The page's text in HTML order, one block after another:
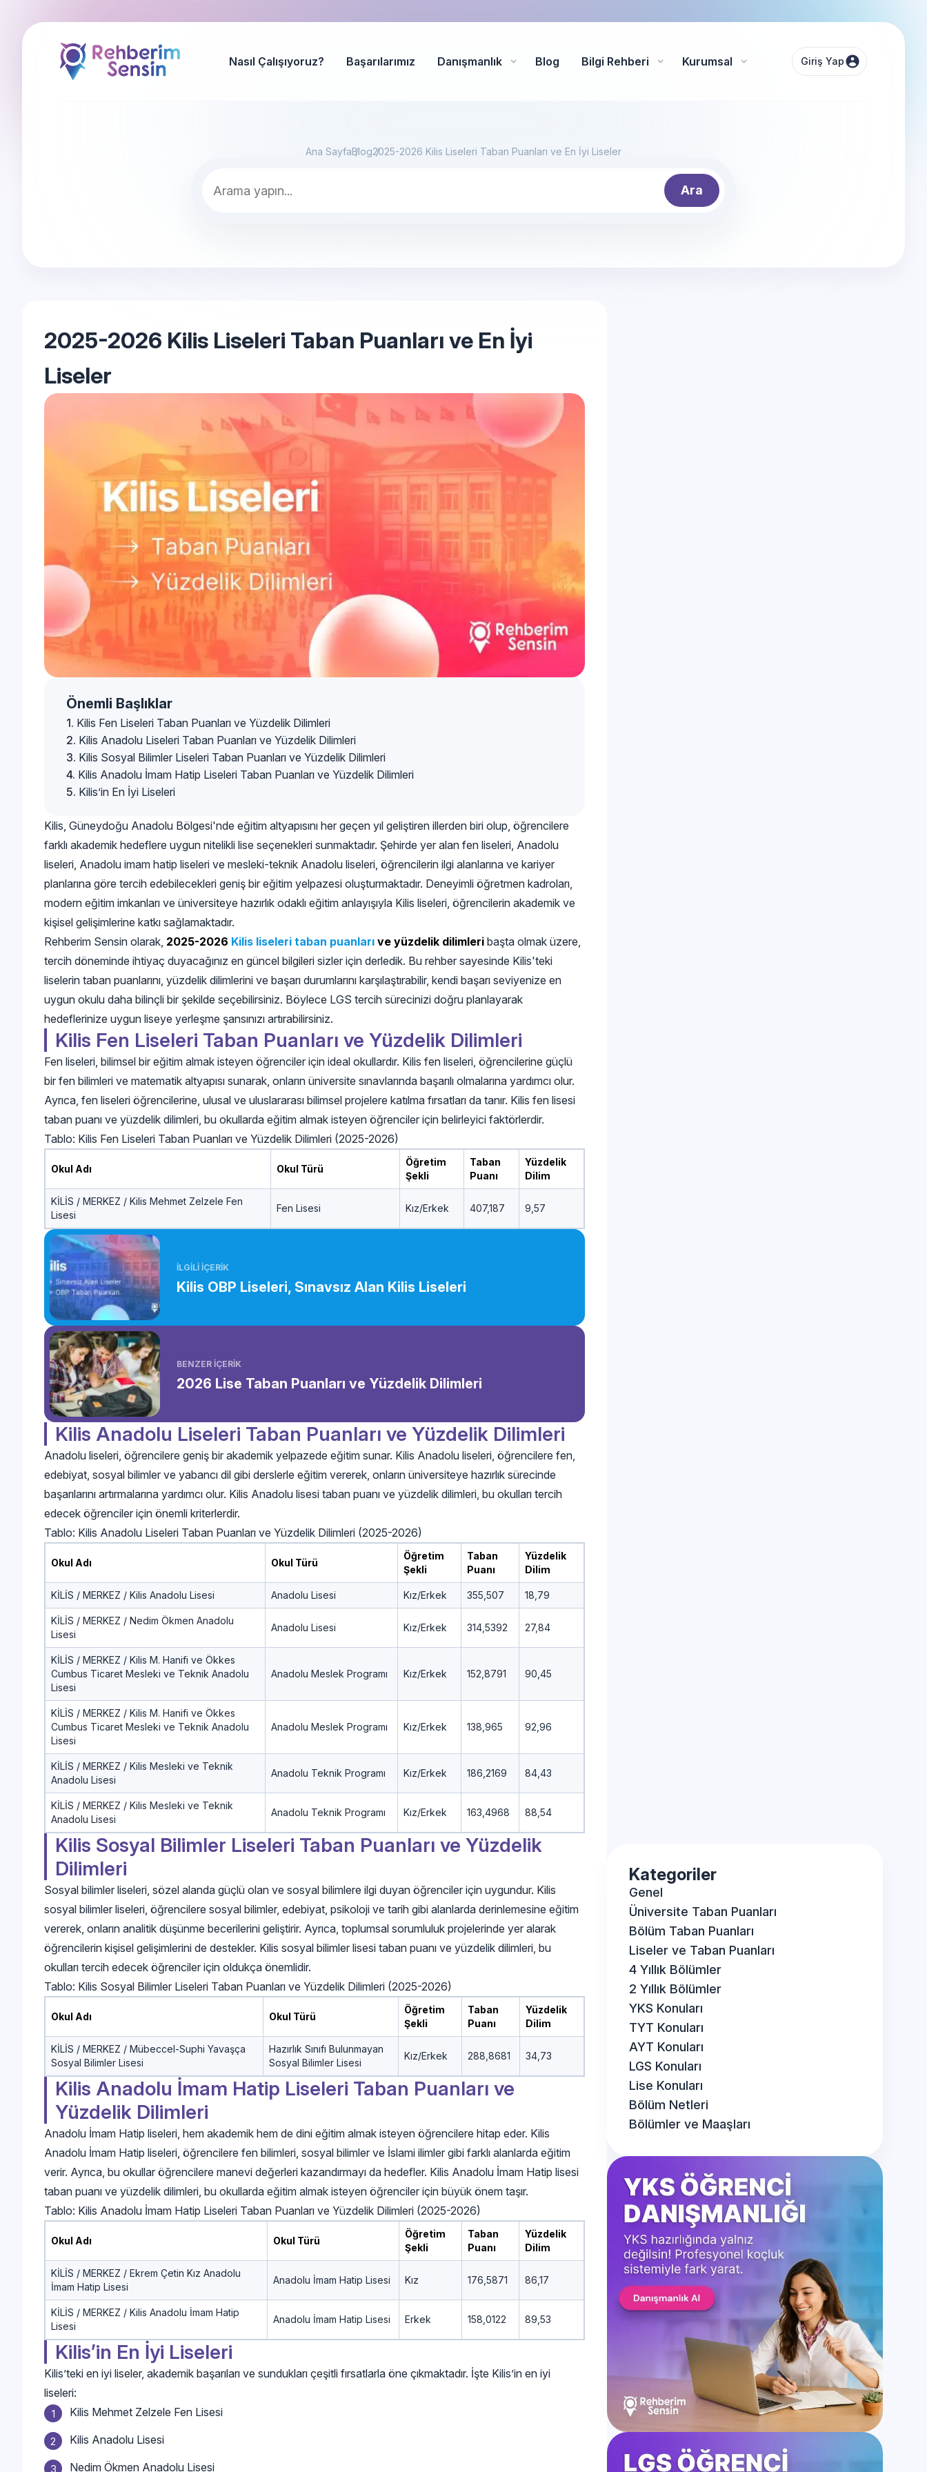
Nasıl Çalışıyoruz? Başarılarımız Danışmanlık Blog Bilgi Rehberi Kurumsal Giriş Yap
Ana SayfaBlog2025-2026 Kilis Liseleri Taban Puanları ve En İyi Liseler
Ara
2025-2026 Kilis Liseleri Taban Puanları ve En İyi
Liseler
Önemli Başlıklar
Kilis Fen Liseleri Taban Puanları ve Yüzdelik Dilimleri
Kilis Anadolu Liseleri Taban Puanları ve Yüzdelik Dilimleri
Kilis Sosyal Bilimler Liseleri Taban Puanları ve Yüzdelik Dilimleri
Kilis Anadolu İmam Hatip Liseleri Taban Puanları ve Yüzdelik Dilimleri
Kilis’in En İyi Liseleri
Kilis, Güneydoğu Anadolu Bölgesi'nde eğitim altyapısını her geçen yıl geliştiren illerden biri olup, öğrencilere
farklı akademik hedeflere uygun nitelikli lise seçenekleri sunmaktadır. Şehirde yer alan fen liseleri, Anadolu
liseleri, Anadolu imam hatip liseleri ve mesleki-teknik Anadolu liseleri, öğrencilerin ilgi alanlarına ve kariyer
planlarına göre tercih edebilecekleri geniş bir eğitim yelpazesi oluşturmaktadır. Deneyimli öğretmen kadroları,
modern eğitim imkanları ve üniversiteye hazırlık odaklı eğitim anlayışıyla Kilis liseleri, öğrencilerin akademik ve
kişisel gelişimlerine katkı sağlamaktadır.
Rehberim Sensin olarak, 2025-2026 Kilis liseleri taban puanları ve yüzdelik dilimleri başta olmak üzere,
tercih döneminde ihtiyaç duyacağınız en güncel bilgileri sizler için derledik. Bu rehber sayesinde Kilis'teki
liselerin taban puanlarını, yüzdelik dilimlerini ve başarı durumlarını karşılaştırabilir, kendi başarı seviyenize en
uygun okulu daha bilinçli bir şekilde seçebilirsiniz. Böylece LGS tercih sürecinizi doğru planlayarak
hedeflerinize uygun liseye yerleşme şansınızı artırabilirsiniz.
Kilis Fen Liseleri Taban Puanları ve Yüzdelik Dilimleri
Fen liseleri, bilimsel bir eğitim almak isteyen öğrenciler için ideal okullardır. Kilis fen liseleri, öğrencilerine güçlü
bir fen bilimleri ve matematik altyapısı sunarak, onların üniversite sınavlarında başarılı olmalarına yardımcı olur.
Ayrıca, fen liseleri öğrencilerine, ulusal ve uluslararası bilimsel projelere katılma fırsatları da tanır. Kilis fen lisesi
taban puanı ve yüzdelik dilimleri, bu okullarda eğitim almak isteyen öğrenciler için belirleyici faktörlerdir.
Tablo: Kilis Fen Liseleri Taban Puanları ve Yüzdelik Dilimleri (2025-2026)
Okul Adı Okul Türü
Öğretim
Şekli
Taban
Puanı
Yüzdelik
Dilim
KİLİS / MERKEZ / Kilis Mehmet Zelzele Fen
Lisesi
Fen Lisesi Kız/Erkek 407,187 9,57
İLGİLİ İÇERİK
Kilis OBP Liseleri, Sınavsız Alan Kilis Liseleri
BENZER İÇERİK
2026 Lise Taban Puanları ve Yüzdelik Dilimleri
Kilis Anadolu Liseleri Taban Puanları ve Yüzdelik Dilimleri
Anadolu liseleri, öğrencilere geniş bir akademik yelpazede eğitim sunar. Kilis Anadolu liseleri, öğrencilere fen,
edebiyat, sosyal bilimler ve yabancı dil gibi derslerle eğitim vererek, onların üniversiteye hazırlık sürecinde
başarılarını artırmalarına yardımcı olur. Kilis Anadolu lisesi taban puanı ve yüzdelik dilimleri, bu okulları tercih
edecek öğrenciler için önemli kriterlerdir.
Tablo: Kilis Anadolu Liseleri Taban Puanları ve Yüzdelik Dilimleri (2025-2026)
Okul Adı Okul Türü
Öğretim
Şekli
Taban
Puanı
Yüzdelik
Dilim
KİLİS / MERKEZ / Kilis Anadolu Lisesi Anadolu Lisesi Kız/Erkek 355,507 18,79
KİLİS / MERKEZ / Nedim Ökmen Anadolu
Lisesi
Anadolu Lisesi Kız/Erkek 314,5392 27,84
KİLİS / MERKEZ / Kilis M. Hanifi ve Ökkes
Cumbus Ticaret Mesleki ve Teknik Anadolu
Lisesi
Anadolu Meslek Programı Kız/Erkek 152,8791 90,45
KİLİS / MERKEZ / Kilis M. Hanifi ve Ökkes
Cumbus Ticaret Mesleki ve Teknik Anadolu
Lisesi
Anadolu Meslek Programı Kız/Erkek 138,965 92,96
KİLİS / MERKEZ / Kilis Mesleki ve Teknik
Anadolu Lisesi
Anadolu Teknik Programı Kız/Erkek 186,2169 84,43
KİLİS / MERKEZ / Kilis Mesleki ve Teknik
Anadolu Lisesi
Anadolu Teknik Programı Kız/Erkek 163,4968 88,54
Kilis Sosyal Bilimler Liseleri Taban Puanları ve Yüzdelik
Dilimleri
Sosyal bilimler liseleri, sözel alanda güçlü olan ve sosyal bilimlere ilgi duyan öğrenciler için uygundur. Kilis
sosyal bilimler liseleri, öğrencilere sosyal bilimler, edebiyat, psikoloji ve tarih gibi alanlarda derinlemesine eğitim
vererek, onların analitik düşünme becerilerini geliştirir. Ayrıca, toplumsal sorumluluk projelerinde yer alarak
öğrencilerin kişisel gelişimlerini de destekler. Kilis sosyal bilimler lisesi taban puanı ve yüzdelik dilimleri, bu
okulları tercih edecek öğrenciler için oldukça önemlidir.
Tablo: Kilis Sosyal Bilimler Liseleri Taban Puanları ve Yüzdelik Dilimleri (2025-2026)
Okul Adı Okul Türü
Öğretim
Şekli
Taban
Puanı
Yüzdelik
Dilim
KİLİS / MERKEZ / Mübeccel-Suphi Yavaşça
Sosyal Bilimler Lisesi
Hazırlık Sınıfı Bulunmayan
Sosyal Bilimler Lisesi
Kız/Erkek 288,8681 34,73
Kilis Anadolu İmam Hatip Liseleri Taban Puanları ve
Yüzdelik Dilimleri
Anadolu İmam Hatip liseleri, hem akademik hem de dini eğitim almak isteyen öğrencilere hitap eder. Kilis
Anadolu İmam Hatip liseleri, öğrencilere fen bilimleri, sosyal bilimler ve İslami ilimler gibi farklı alanlarda eğitim
verir. Ayrıca, bu okullar öğrencilere manevi değerleri kazandırmayı da hedefler. Kilis Anadolu İmam Hatip lisesi
taban puanı ve yüzdelik dilimleri, bu okullarda eğitim almak isteyen öğrenciler için büyük önem taşır.
Tablo: Kilis Anadolu İmam Hatip Liseleri Taban Puanları ve Yüzdelik Dilimleri (2025-2026)
Okul Adı Okul Türü
Öğretim
Şekli
Taban
Puanı
Yüzdelik
Dilim
KİLİS / MERKEZ / Ekrem Çetin Kız Anadolu
İmam Hatip Lisesi
Anadolu İmam Hatip Lisesi Kız 176,5871 86,17
KİLİS / MERKEZ / Kilis Anadolu İmam Hatip
Lisesi
Anadolu İmam Hatip Lisesi Erkek 158,0122 89,53
Kilis’in En İyi Liseleri
Kilis’teki en iyi liseler, akademik başarıları ve sundukları çeşitli fırsatlarla öne çıkmaktadır. İşte Kilis’in en iyi
liseleri:
Kilis Mehmet Zelzele Fen Lisesi
Kilis Anadolu Lisesi
Nedim Ökmen Anadolu Lisesi
Kategoriler
Genel
Üniversite Taban Puanları
Bölüm Taban Puanları
Liseler ve Taban Puanları
4 Yıllık Bölümler
2 Yıllık Bölümler
YKS Konuları
TYT Konuları
AYT Konuları
LGS Konuları
Lise Konuları
Bölüm Netleri
Bölümler ve Maaşları